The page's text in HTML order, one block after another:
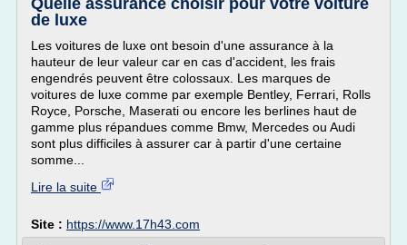
Quelle assurance choisir pour votre voiture
de luxe
Les voitures de luxe ont besoin d'une assurance à la
hauteur de leur valeur car en cas d'accident, les frais
engendrés peuvent être colossaux. Les marques de
voitures de luxe comme par exemple Bentley, Ferrari, Rolls
Royce, Porsche, Maserati ou encore les berlines haut de
gamme plus répandues comme Bmw, Mercedes ou Audi
sont plus difficiles à assurer car à partir d'une certaine
somme...
Lire la suite
Site : https://www.17h43.com